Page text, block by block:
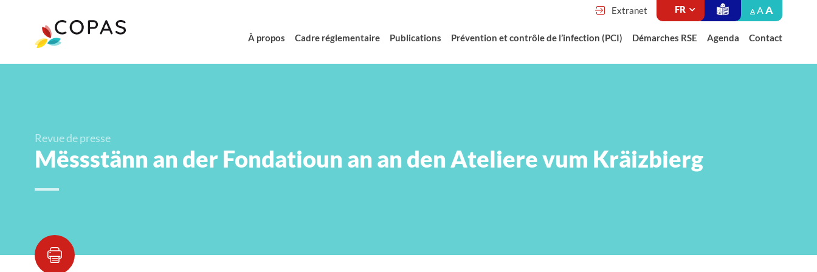
Extranet A AA
À propos Cadre réglementaire Publications Prévention et contrôle de l’infection (PCI) Démarches RSE Agenda Contact
Revue de presse
Mëssstänn an der Fondatioun an an den Ateliere vum Kräizbierg